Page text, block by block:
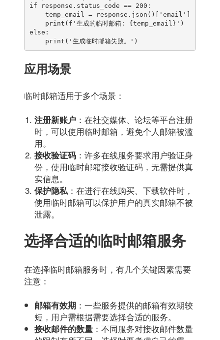
if response.status_code == 200:
else:
    print('生成临时邮箱失败。')
应用场景
临时邮箱适用于多个场景：
注册新账户 ：在社交媒体、论坛等平台注册
时，可以使用临时邮箱，避免个人邮箱被滥
用。
接收验证码 ：许多在线服务要求用户验证身
份，使用临时邮箱接收验证码，无需提供真
实信息。
保护隐私：在进行在线购买、下载软件时，
使用临时邮箱可以保护用户的真实邮箱不被
泄露。
选择合适的临时邮箱服务
在选择临时邮箱服务时，有几个关键因素需要
注意：
邮箱有效期 ：一些服务提供的邮箱有效期较
短，用户需根据需要选择合适的服务。
接收邮件的数量 ：不同服务对接收邮件数量